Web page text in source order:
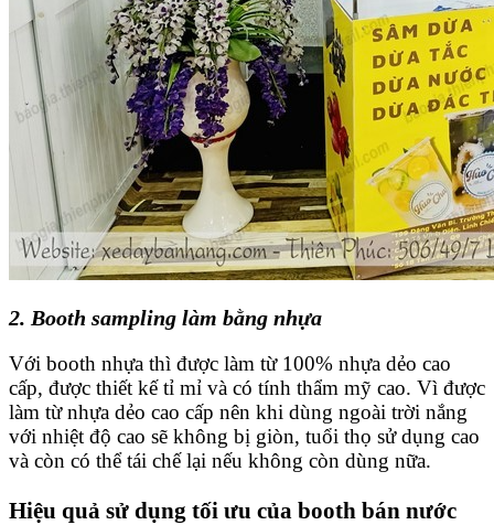
2. Booth sampling làm bằng nhựa
Với booth nhựa thì được làm từ 100% nhựa dẻo cao
cấp, được thiết kế tỉ mỉ và có tính thẩm mỹ cao. Vì được
làm từ nhựa dẻo cao cấp nên khi dùng ngoài trời nắng
với nhiệt độ cao sẽ không bị giòn, tuổi thọ sử dụng cao
và còn có thể tái chế lại nếu không còn dùng nữa.
Hiệu quả sử dụng tối ưu của booth bán nước